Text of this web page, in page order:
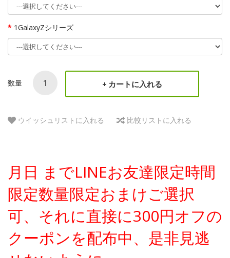
1GalaxyZシリーズ
数量 カートに入れる
ウイッシュリストに入れる 比較リストに入れる
月日 までLINEお友達限定時間
限定数量限定おまけご選択
可、それに直接に300円オフの
クーポンを配布中、是非見逃